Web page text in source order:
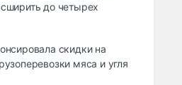
до четырех
скидки на
мяса и угля